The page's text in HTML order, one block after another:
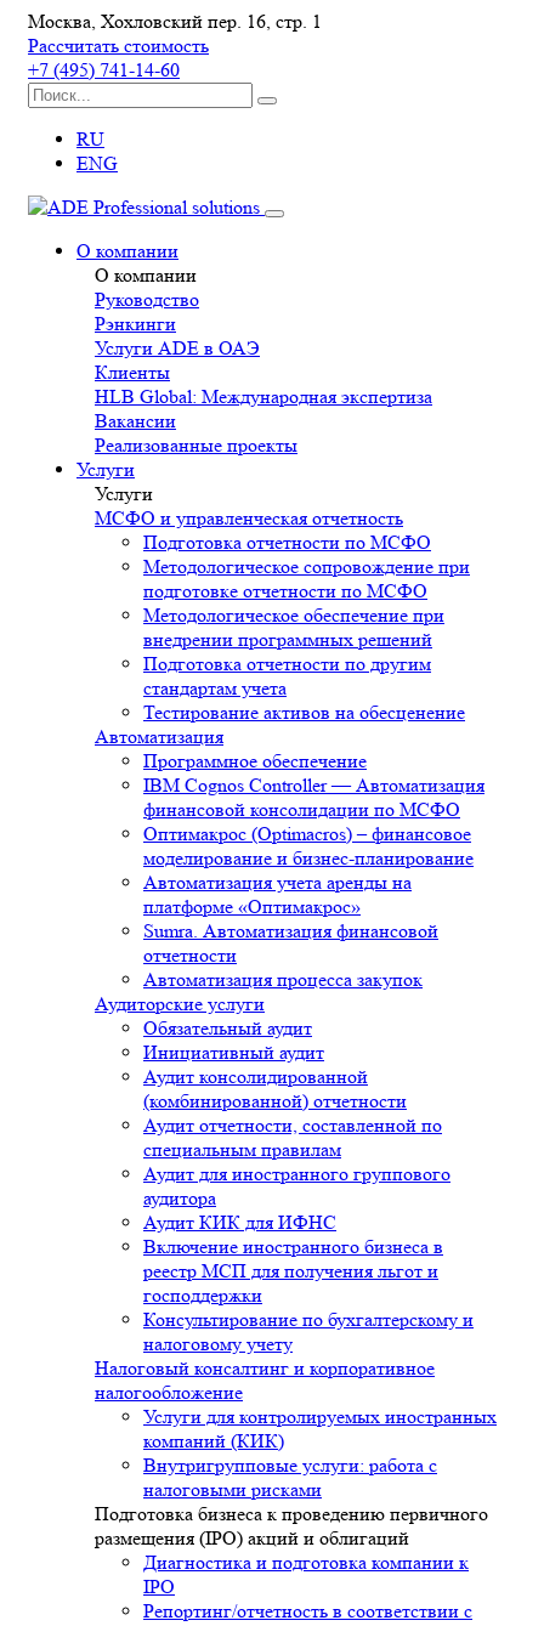
Москва, Хохловский пер. 16, стр. 1
Рассчитать стоимость
+7 (495) 741-14-60
RU
ENG
О компании
О компании
Руководство
Рэнкинги
Услуги ADE в ОАЭ
Клиенты
HLB Global: Международная экспертиза
Вакансии
Реализованные проекты
Услуги
Услуги
МСФО и управленческая отчетность
Подготовка отчетности по МСФО
Методологическое сопровождение при
подготовке отчетности по МСФО
Методологическое обеспечение при
внедрении программных решений
Подготовка отчетности по другим
стандартам учета
Тестирование активов на обесценение
Автоматизация
Программное обеспечение
IBM Cognos Controller — Автоматизация
финансовой консолидации по МСФО
Оптимакрос (Optimacros) – финансовое
моделирование и бизнес-планирование
Автоматизация учета аренды на
платформе «Оптимакрос»
Sumra. Автоматизация финансовой
отчетности
Автоматизация процесса закупок
Аудиторские услуги
Обязательный аудит
Инициативный аудит
Аудит консолидированной
(комбинированной) отчетности
Аудит отчетности, составленной по
специальным правилам
Аудит для иностранного группового
аудитора
Аудит КИК для ИФНС
Включение иностранного бизнеса в
реестр МСП для получения льгот и
господдержки
Консультирование по бухгалтерскому и
налоговому учету
Налоговый консалтинг и корпоративное
налогообложение
Услуги для контролируемых иностранных
компаний (КИК)
Внутригрупповые услуги: работа с
налоговыми рисками
Подготовка бизнеса к проведению первичного
размещения (IPO) акций и облигаций
Диагностика и подготовка компании к
IPO
Репортинг/отчетность в соответствии с